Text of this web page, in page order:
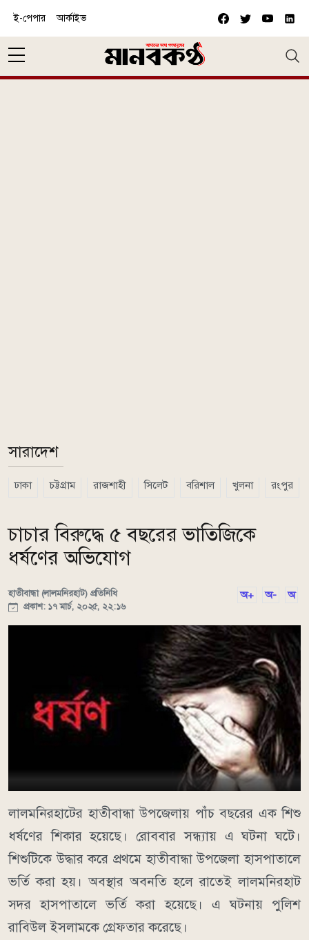
ই-পেপার আর্কাইভ
সারাদেশ
ঢাকা চট্টগ্রাম রাজশাহী সিলেট বরিশাল খুলনা রংপুর
চাচার বিরুদ্ধে ৫ বছরের ভাতিজিকে
ধর্ষণের অভিযোগ
হাতীবান্ধা (লালমনিরহাট) প্রতিনিধি
প্রকাশ: ১৭ মার্চ, ২০২৫, ২২:১৬
অ+ অ- অ
লালমনিরহাটের হাতীবান্ধা উপজেলায় পাঁচ বছরের এক শিশু
ধর্ষণের শিকার হয়েছে। রোববার সন্ধ্যায় এ ঘটনা ঘটে।
শিশুটিকে উদ্ধার করে প্রথমে হাতীবান্ধা উপজেলা হাসপাতালে
ভর্তি করা হয়। অবস্থার অবনতি হলে রাতেই লালমনিরহাট
সদর হাসপাতালে ভর্তি করা হয়েছে। এ ঘটনায় পুলিশ
রাবিউল ইসলামকে গ্রেফতার করেছে।